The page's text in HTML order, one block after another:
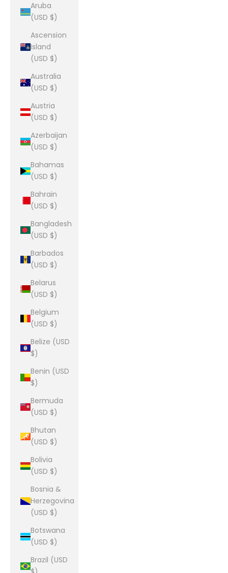
Aruba
(USD $)
Ascension
Island
(USD $)
Australia
(USD $)
Austria
(USD $)
Azerbaijan
(USD $)
Bahamas
(USD $)
Bahrain
(USD $)
Bangladesh
(USD $)
Barbados
(USD $)
Belarus
(USD $)
Belgium
(USD $)
Belize (USD
$)
Benin (USD
$)
Bermuda
(USD $)
Bhutan
(USD $)
Bolivia
(USD $)
Bosnia &
Herzegovina
(USD $)
Botswana
(USD $)
Brazil (USD